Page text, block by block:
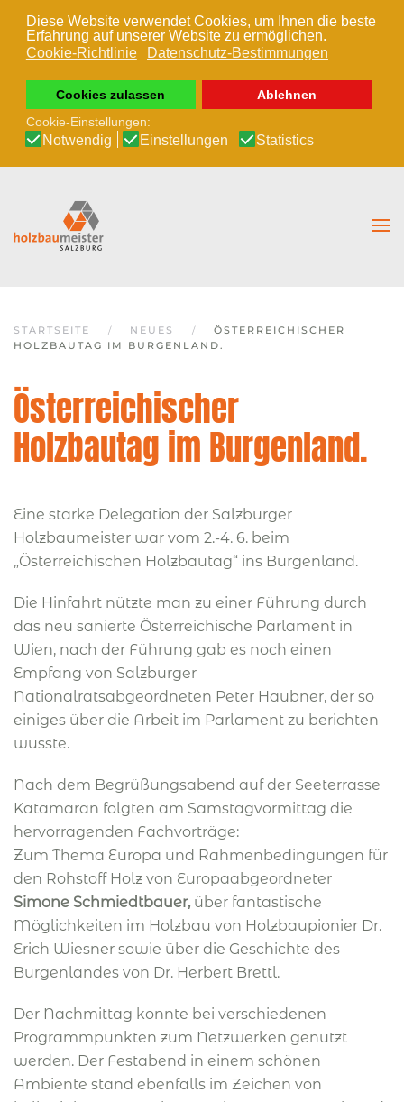
Diese Website verwendet Cookies, um Ihnen die beste
Erfahrung auf unserer Website zu ermöglichen.
Cookie-Richtlinie
Datenschutz-Bestimmungen
Cookies zulassen
Ablehnen
Cookie-Einstellungen:
Notwendig Einstellungen Statistics
Zum Hauptinhalt springen
STARTSEITE NEUES
ÖSTERREICHISCHER
HOLZBAUTAG IM BURGENLAND.
Österreichischer
Holzbautag im Burgenland.
Eine starke Delegation der Salzburger
Holzbaumeister war vom 2.-4. 6. beim
„Österreichischen Holzbautag“ ins Burgenland.
Die Hinfahrt nützte man zu einer Führung durch
das neu sanierte Österreichische Parlament in
Wien, nach der Führung gab es noch einen
Empfang von Salzburger
Nationalratsabgeordneten Peter Haubner, der so
einiges über die Arbeit im Parlament zu berichten
wusste.
Nach dem Begrüßungsabend auf der Seeterrasse
Katamaran folgten am Samstagvormittag die
hervorragenden Fachvorträge:
Zum Thema Europa und Rahmenbedingungen für
den Rohstoff Holz von Europaabgeordneter
Simone Schmiedtbauer, über fantastische
Möglichkeiten im Holzbau von Holzbaupionier Dr.
Erich Wiesner sowie über die Geschichte des
Burgenlandes von Dr. Herbert Brettl.
Der Nachmittag konnte bei verschiedenen
Programmpunkten zum Netzwerken genutzt
werden. Der Festabend in einem schönen
Ambiente stand ebenfalls im Zeichen von